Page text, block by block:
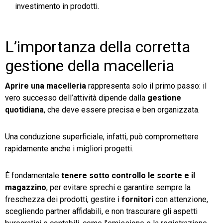
investimento in prodotti.
L’importanza della corretta
gestione della macelleria
Aprire una macelleria rappresenta solo il primo passo: il
vero successo dell’attività dipende dalla gestione
quotidiana, che deve essere precisa e ben organizzata.
Una conduzione superficiale, infatti, può compromettere
rapidamente anche i migliori progetti.
È fondamentale tenere sotto controllo le scorte e il
magazzino, per evitare sprechi e garantire sempre la
freschezza dei prodotti, gestire i fornitori con attenzione,
scegliendo partner affidabili, e non trascurare gli aspetti